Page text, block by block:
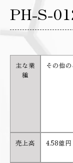
PH-S-
主な業
種
その他
売上高 4.58億円